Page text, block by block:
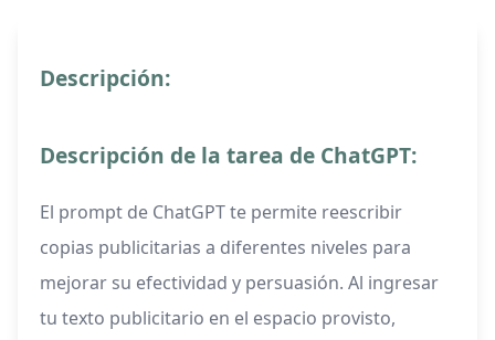
Descripción:
Descripción de la tarea de ChatGPT:
El prompt de ChatGPT te permite reescribir
copias publicitarias a diferentes niveles para
mejorar su efectividad y persuasión. Al ingresar
tu texto publicitario en el espacio provisto,